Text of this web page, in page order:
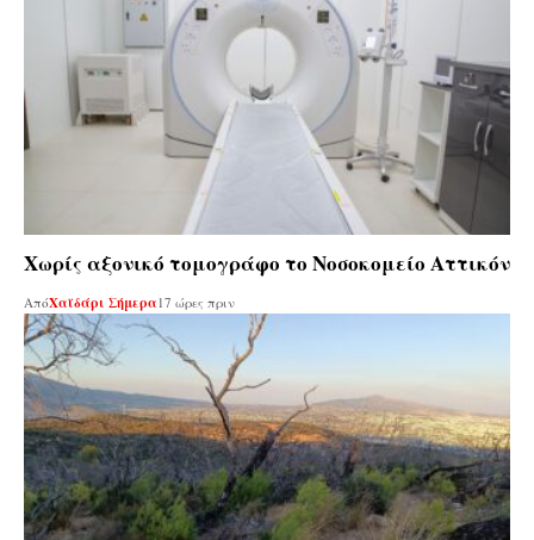
Χωρίς αξονικό τομογράφο το Νοσοκομείο Αττικόν
ΑπόΧαϊδάρι Σήμερα17 ώρες πριν